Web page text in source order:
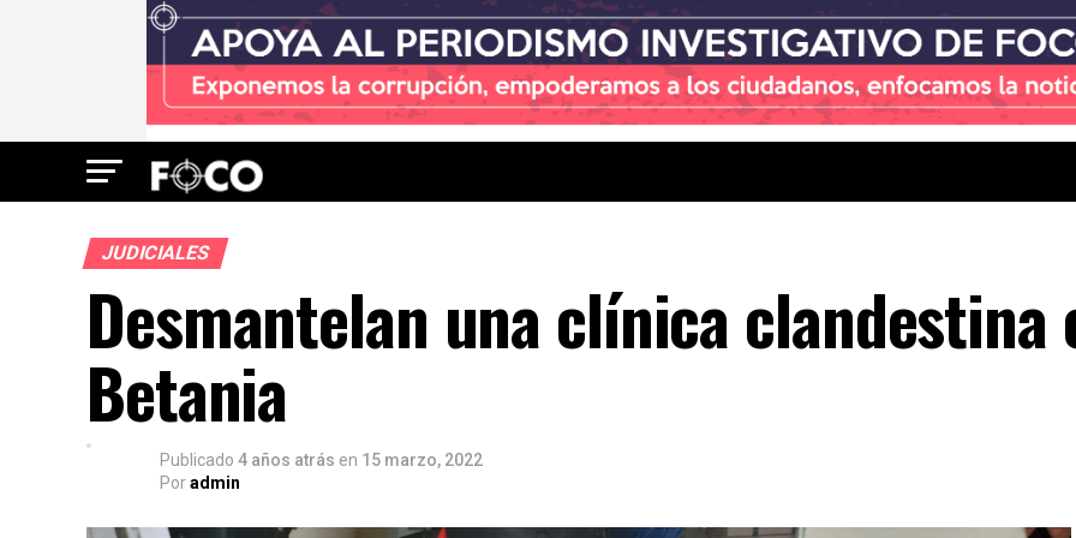
JUDICIALES
Desmantelan una clínica clandestina
Betania
Publicado 4 años atrás en 15 marzo, 2022
Poradmin